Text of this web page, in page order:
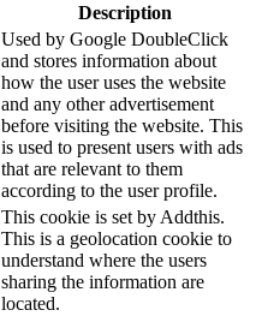
Description
Used by Google DoubleClick
and stores information about
how the user uses the website
and any other advertisement
before visiting the website. This
is used to present users with ads
that are relevant to them
according to the user profile.
This cookie is set by Addthis.
This is a geolocation cookie to
understand where the users
sharing the information are
located.